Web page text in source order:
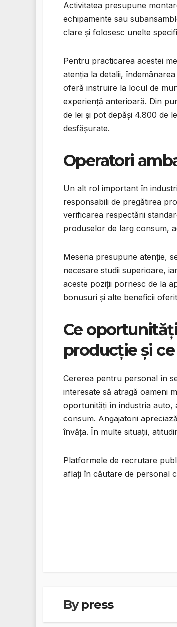
Activitatea presupune
echipamente sau
clare și folosesc unelte
Pentru practicarea acestei
atenția la detalii,
oferă instruire la locul de
experiență anterioară. Din
de lei și pot depăși 4.800 de
desfășurate.
Operatori
Un alt rol important în
responsabili de pregătirea
verificarea respectării
produselor de larg consum,
Meseria presupune atenție,
necesare studii superioare,
aceste poziții pornesc de la
bonusuri și alte beneficii
Ce
producție și
Cererea pentru personal în
interesate să atragă oameni
oportunități în industria auto,
consum. Angajatorii
învăța. În multe situații,
Platformele de recrutare
aflați în căutare de personal
articole
Bypress